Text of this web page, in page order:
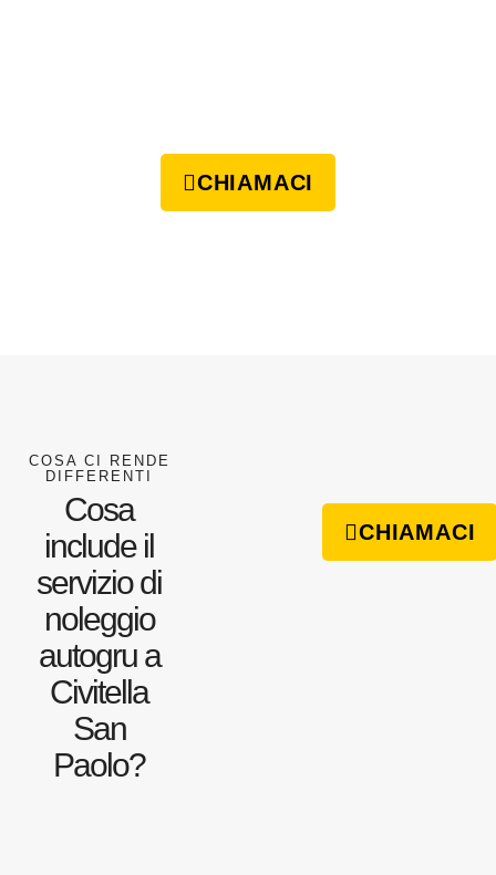
CHIAMACI
COSA CI RENDE
DIFFERENTI
Cosa
include il
servizio di
noleggio
autogru a
Civitella
San
Paolo?
CHIAMACI